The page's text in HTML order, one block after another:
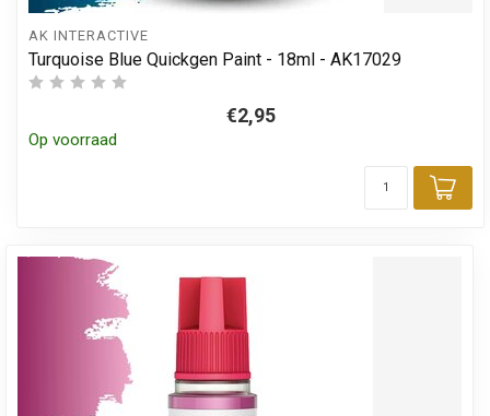
AK INTERACTIVE
Turquoise Blue Quickgen Paint - 18ml - AK17029
€2,95
Op voorraad